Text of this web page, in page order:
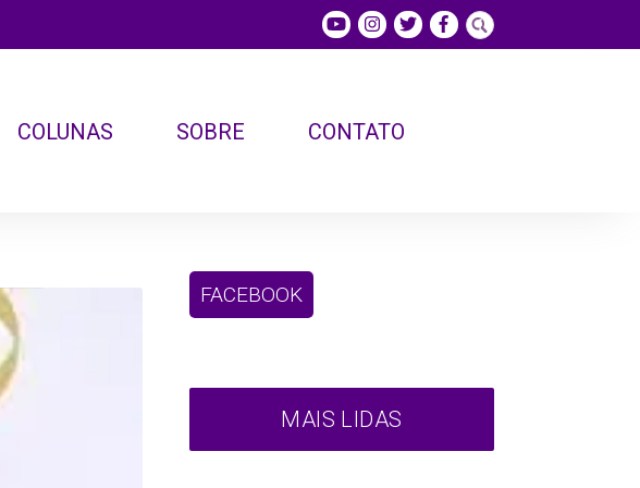
COLUNAS SOBRE CONTATO
FACEBOOK
MAIS LIDAS